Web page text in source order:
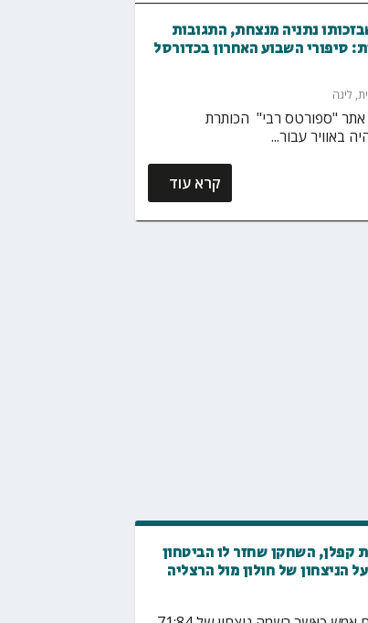
נתניה מנצחת, התגובות
סיפורי השבוע האחרון בכדורסל
, ליגה
אתר "ספורטס רבי" הכותרת
באוויר עבור...
קרא עוד
קפלן, השחקן שחזר לו הביטחון
הניצחון של חולון מול הרצליה